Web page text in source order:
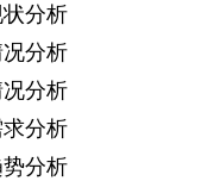
分析
分析
分析
分析
分析